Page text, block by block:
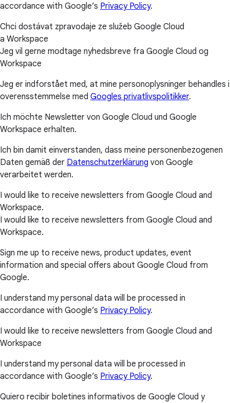
accordance with Google’s Privacy Policy.
Chci dostávat zpravodaje ze služeb Google Cloud
a Workspace
Jeg vil gerne modtage nyhedsbreve fra Google Cloud og
Workspace
Jeg er indforstået med, at mine personoplysninger behandles i
overensstemmelse med Googles privatlivspolitikker.
Ich möchte Newsletter von Google Cloud und Google
Workspace erhalten.
Ich bin damit einverstanden, dass meine personenbezogenen
Daten gemäß der Datenschutzerklärung von Google
verarbeitet werden.
I would like to receive newsletters from Google Cloud and
Workspace.
I would like to receive newsletters from Google Cloud and
Workspace.
Sign me up to receive news, product updates, event
information and special offers about Google Cloud from
Google.
I understand my personal data will be processed in
accordance with Google’s Privacy Policy.
I would like to receive newsletters from Google Cloud and
Workspace
I understand my personal data will be processed in
accordance with Google’s Privacy Policy.
Quiero recibir boletines informativos de Google Cloud y